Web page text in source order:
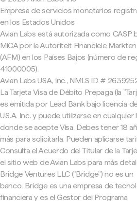
Empresa de servicios monetarios
en los Estados Unidos
Avian Labs está autorizada como CASP
MiCA por la Autoriteit Financiële Markten
(AFM) en los Países Bajos (número de
41000005).
Avian Labs USA, Inc., NMLS ID #
La Tarjeta Visa de Débito Prepaga (la
es emitida por Lead Bank bajo licencia
U.S.A. Inc. y puede utilizarse en cualquier
donde se acepte Visa. Debes tener 18
más para solicitarla. Pueden aplicarse
Consulta el Acuerdo del Titular de la
el sitio web de Avian Labs para más
Bridge Ventures LLC ("Bridge") no es un
banco. Bridge es una empresa de
financiera y es el Gestor del Programa